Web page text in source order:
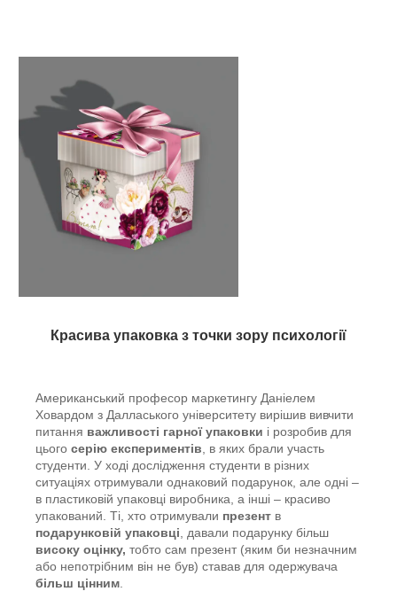
Красива упаковка з точки зору психології
Американський професор маркетингу Даніелем
Ховардом з Далласького університету вирішив вивчити
питання важливості гарної упаковки і розробив для
цього серію експериментів, в яких брали участь
студенти. У ході дослідження студенти в різних
ситуаціях отримували однаковий подарунок, але одні –
в пластиковій упаковці виробника, а інші – красиво
упакований. Ті, хто отримували презент в
подарунковій упаковці, давали подарунку більш
високу оцінку, тобто сам презент (яким би незначним
або непотрібним він не був) ставав для одержувача
більш цінним.